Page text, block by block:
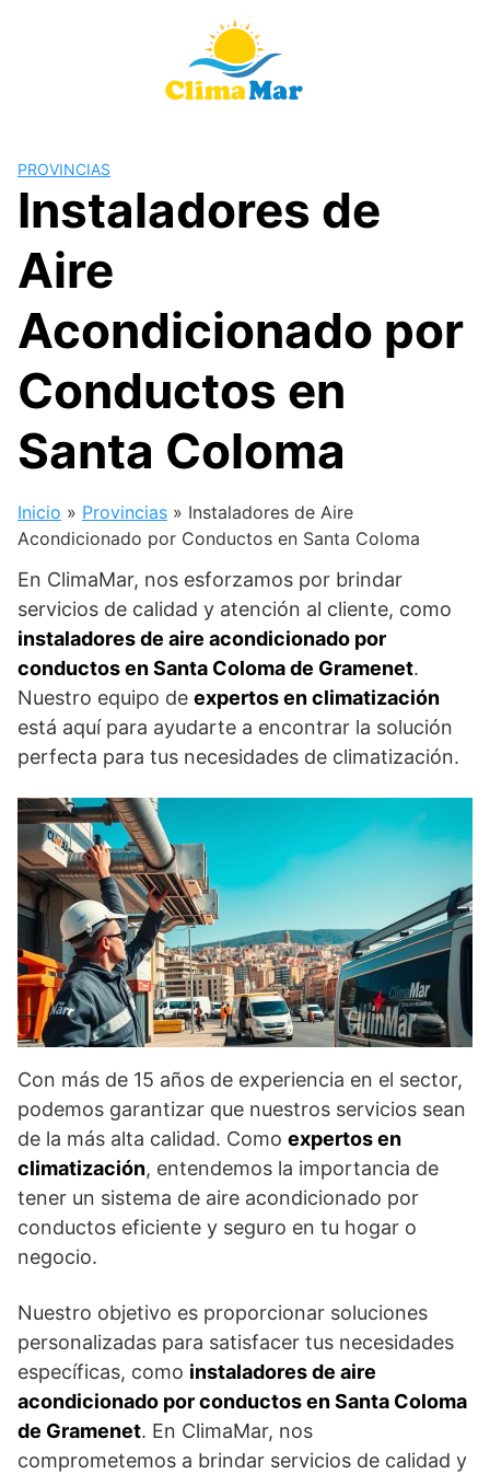
PROVINCIAS
Instaladores de
Aire
Acondicionado por
Conductos en
Santa Coloma
Inicio » Provincias » Instaladores de Aire
Acondicionado por Conductos en Santa Coloma
En ClimaMar, nos esforzamos por brindar
servicios de calidad y atención al cliente, como
instaladores de aire acondicionado por
conductos en Santa Coloma de Gramenet.
Nuestro equipo de expertos en climatización
está aquí para ayudarte a encontrar la solución
perfecta para tus necesidades de climatización.
Con más de 15 años de experiencia en el sector,
podemos garantizar que nuestros servicios sean
de la más alta calidad. Como expertos en
climatización, entendemos la importancia de
tener un sistema de aire acondicionado por
conductos eficiente y seguro en tu hogar o
negocio.
Nuestro objetivo es proporcionar soluciones
personalizadas para satisfacer tus necesidades
específicas, como instaladores de aire
acondicionado por conductos en Santa Coloma
de Gramenet. En ClimaMar, nos
comprometemos a brindar servicios de calidad y